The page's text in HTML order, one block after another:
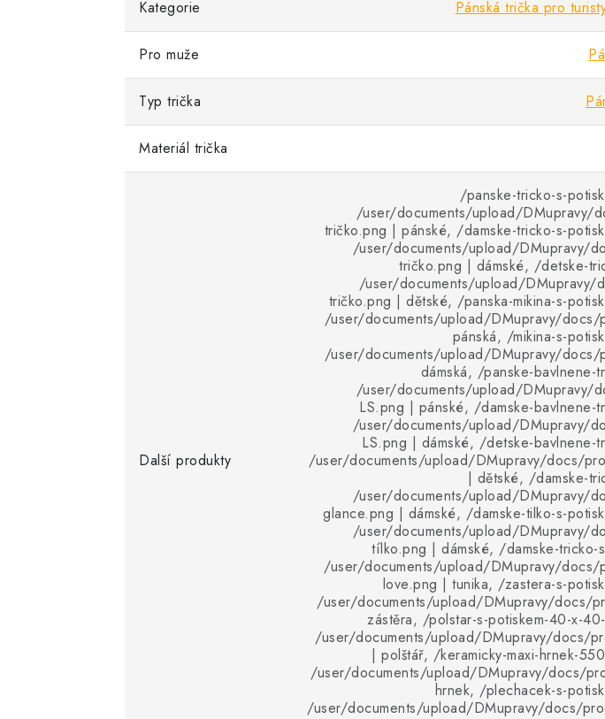
Kategorie Pánská trička pro
Pro muže
Typ trička
Materiál trička
Další produkty
/panske-tricko-s-
/user/documents/upload/DMupravy/
tričko.png | pánské, /damske-tricko-s-
/user/documents/upload/DMupravy/
tričko.png | dámské, /detske-
/user/documents/upload/DMupravy/
tričko.png | dětské, /panska-mikina-s-
/user/documents/upload/DMupravy/docs/
pánská, /mikina-s-
/user/documents/upload/DMupravy/docs/
dámská, /panske-
/user/documents/upload/DMupravy/
LS.png | pánské, /damske-
/user/documents/upload/DMupravy/
LS.png | dámské, /detske-
/user/documents/upload/DMupravy/docs/
| dětské, /damske-
/user/documents/upload/DMupravy/
glance.png | dámské, /damske-tilko-s-
/user/documents/upload/DMupravy/
tílko.png | dámské, /damske-
/user/documents/upload/DMupravy/docs/
love.png | tunika, /zastera-s-
/user/documents/upload/DMupravy/docs/
zástěra, /polstar-s-potiskem-40-x-
/user/documents/upload/DMupravy/docs/
| polštář, /keramicky-maxi-hrnek-
/user/documents/upload/DMupravy/docs/
hrnek, /plechacek-s-
/user/documents/upload/DMupravy/docs/